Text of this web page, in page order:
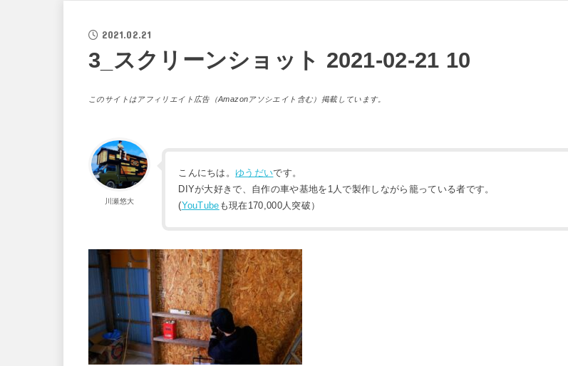
2021.02.21
3_スクリーンショット 2021-02-21 10
このサイトはアフィリエイト広告（Amazonアソシエイト含む）掲載しています。
川瀬悠大
こんにちは。ゆうだいです。
DIYが大好きで、自作の車や基地を1人で製作しながら籠っている者です。
(YouTube も現在170,000人突破）